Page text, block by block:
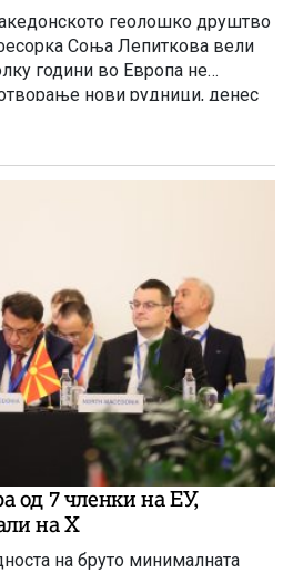
геолошко друштво
Соња Лепиткова вели
години во Европа не
нови рудници, денес
сменета и листата на
од 7 членки на ЕУ,
на Х
на бруто минималната